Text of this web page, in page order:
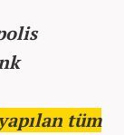
yapılan tüm